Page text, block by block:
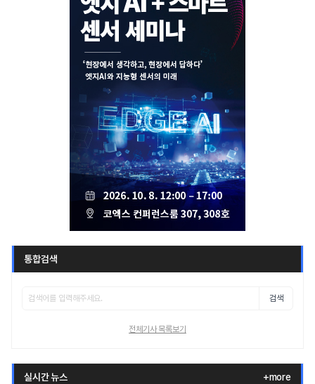
통합검색
검색
전체기사 목록보기
실시간 뉴스 +more